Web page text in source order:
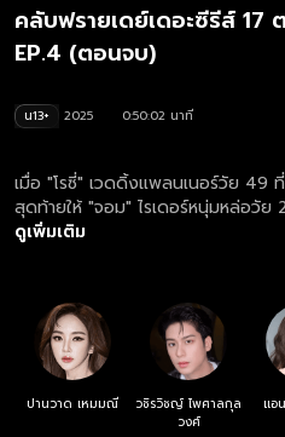
คลับฟรายเดย์เดอะซีรีส์ 17
EP.4 (ตอนจบ)
น13+ 2025
0:50:02 นาที
เมื่อ "โรซี่" เวดดิ้งแพลนเนอร์วัย 49
สุดท้ายให้ "จอม" ไรเดอร์หนุ่มหล่อวั
สะดุด เมื่อ "มิลิน" เลขาสาวคนสนิทกร
ดูเพิ่มเติม
ปานวาด เหมมณี
วชิรวิชญ์ ไพศาลกุล
วงศ์
แอ